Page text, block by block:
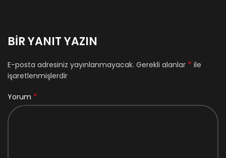
BIR YANIT YAZIN
E-posta adresiniz yayınlanmayacak. Gerekli alanlar * ile
işaretlenmişlerdir
Yorum *